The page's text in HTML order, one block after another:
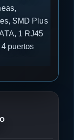
SMD Plus
1 RJ45
puertos